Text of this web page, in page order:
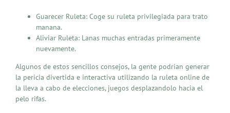
Guarecer Ruleta: Coge su ruleta privilegiada para trato
manana.
Aliviar Ruleta: Lanas muchas entradas primeramente
nuevamente.
Algunos de estos sencillos consejos, la gente podrian generar
la pericia divertida e interactiva utilizando la ruleta online de
la lleva a cabo de elecciones, juegos desplazandolo hacia el
pelo rifas.